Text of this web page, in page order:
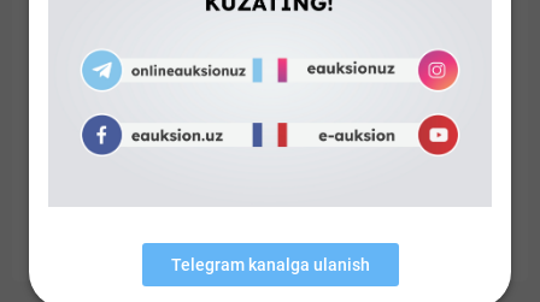
Bu lot bo‘yicha ma`lumot topilmadi!
Telegram kanalga ulanish